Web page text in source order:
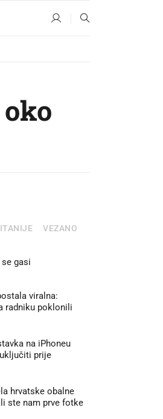
VEZANO
gasi
viralna:
radniku poklonili
na iPhoneu
prije
hrvatske obalne
ste nam prve fotke